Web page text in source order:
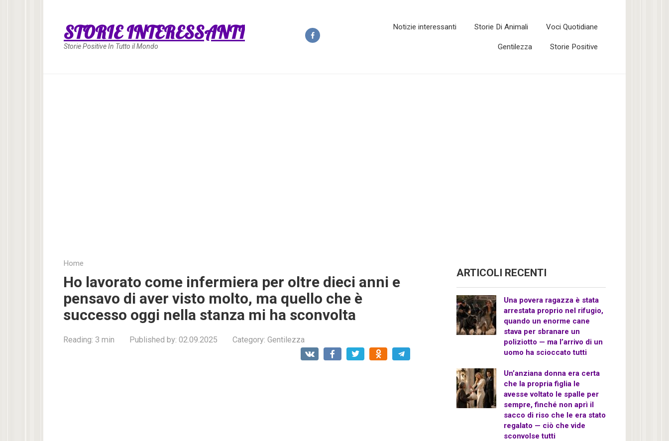
STORIE INTERESSANTI
Storie Positive In Tutto il Mondo
Notizie interessanti Storie Di Animali Voci Quotidiane
Gentilezza Storie Positive
Home
Ho lavorato come infermiera per oltre dieci anni e
pensavo di aver visto molto, ma quello che è
successo oggi nella stanza mi ha sconvolta
Reading: 3 min Published by: 02.09.2025 Category: Gentilezza
ARTICOLI RECENTI
Una povera ragazza è stata
arrestata proprio nel rifugio,
quando un enorme cane
stava per sbranare un
poliziotto — ma l’arrivo di un
uomo ha scioccato tutti
Un’anziana donna era certa
che la propria figlia le
avesse voltato le spalle per
sempre, finché non aprì il
sacco di riso che le era stato
regalato — ciò che vide
sconvolse tutti